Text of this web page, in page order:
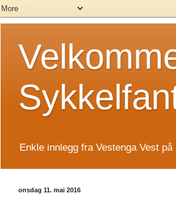
Enkle innlegg fra Vestenga Vest
onsdag 11. mai 2016